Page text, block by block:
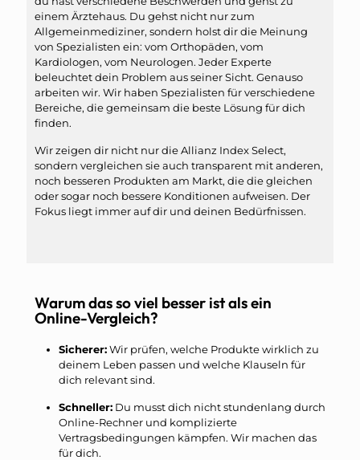
einem Ärztehaus. Du gehst nicht nur zum
Allgemeinmediziner, sondern holst dir die Meinung
von Spezialisten ein: vom Orthopäden, vom
Kardiologen, vom Neurologen. Jeder Experte
beleuchtet dein Problem aus seiner Sicht. Genauso
arbeiten wir. Wir haben Spezialisten für verschiedene
Bereiche, die gemeinsam die beste Lösung für dich
finden.
Wir zeigen dir nicht nur die Allianz Index Select,
sondern vergleichen sie auch transparent mit anderen,
noch besseren Produkten am Markt, die die gleichen
oder sogar noch bessere Konditionen aufweisen. Der
Fokus liegt immer auf dir und deinen Bedürfnissen.
Warum das so viel besser ist als ein
Online-Vergleich?
Sicherer:Wir prüfen, welche Produkte wirklich zu
deinem Leben passen und welche Klauseln für
dich relevant sind.
Schneller: Du musst dich nicht stundenlang durch
Online-Rechner und komplizierte
Vertragsbedingungen kämpfen. Wir machen das
für dich.